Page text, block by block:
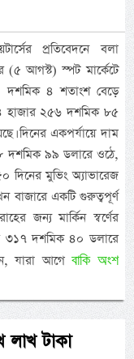
প্রতিবেদনে বলা
(৫ আগস্ট) স্পট মার্কেটে
দশমিক ৪ শতাংশ বেড়ে
হাজার ২৫৬ দশমিক ৮৫
দিনের একপর্যায়ে দাম
দশমিক ৯৯ ডলারে ওঠে,
দিনের মুভিং অ্যাভারেজ
বাজারে একটি গুরুত্বপূর্ণ
জন্য মার্কিন স্বর্ণের
৩১৭ দশমিক ৪০ ডলারে
যারা আগেবাকি অংশ
টাকা